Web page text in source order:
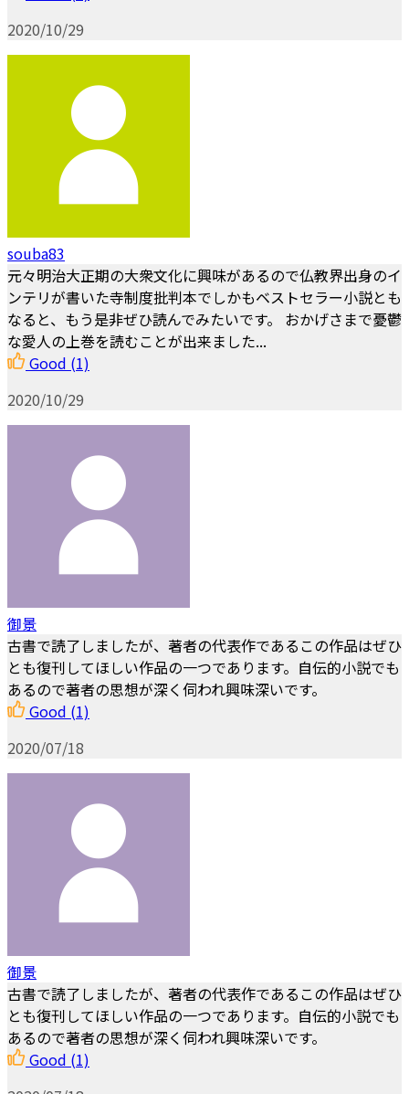
2020/10/29
souba83
元々明治大正期の大衆文化に興味があるので仏教界出身のイ
ンテリが書いた寺制度批判本でしかもベストセラー小説とも
なると、もう是非ぜひ読んでみたいです。 おかげさまで憂鬱
な愛人の上巻を読むことが出来ました...
Good (1)
2020/10/29
御景
古書で読了しましたが、著者の代表作であるこの作品はぜひ
とも復刊してほしい作品の一つであります。自伝的小説でも
あるので著者の思想が深く伺われ興味深いです。
Good (1)
2020/07/18
御景
古書で読了しましたが、著者の代表作であるこの作品はぜひ
とも復刊してほしい作品の一つであります。自伝的小説でも
あるので著者の思想が深く伺われ興味深いです。
Good (1)